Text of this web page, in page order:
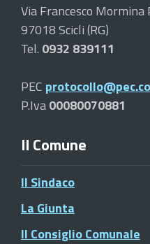
Via Francesco Mormina
97018 Scicli (RG)
Tel. 0932 839111
PEC
P.Iva00080070881
Il Comune
Il Sindaco
La Giunta
Il Consiglio Comunale